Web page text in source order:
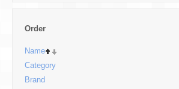
Order
Name
Category
Brand